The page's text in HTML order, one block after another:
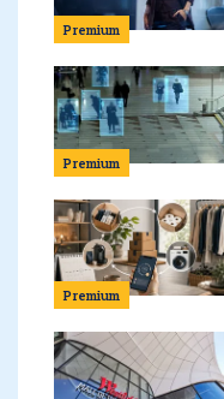
Premium
Premium
Premium